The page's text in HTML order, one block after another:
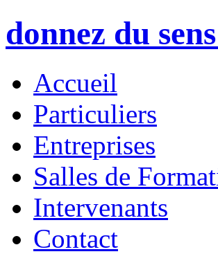
donnez du
Accueil
Particuliers
Entreprises
Salles de
Intervenants
Contact